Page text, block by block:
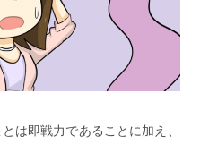
は即戦力であることに加え、